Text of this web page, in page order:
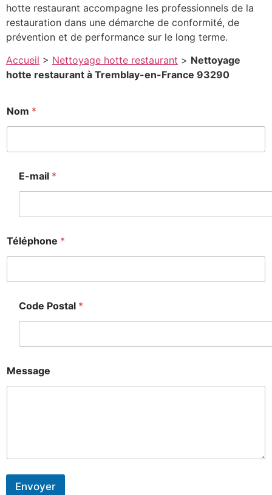
hotte restaurant accompagne les professionnels de la
restauration dans une démarche de conformité, de
prévention et de performance sur le long terme.
Accueil > Nettoyage hotte restaurant > Nettoyage
hotte restaurant à Tremblay-en-France 93290
Nom *
E-mail *
Téléphone *
Code Postal *
Message
Envoyer